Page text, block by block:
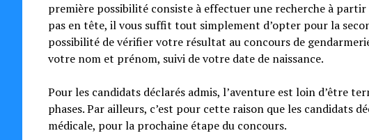
première possibilité consiste à effectuer une recherche à
pas en tête, il vous suffit tout simplement d’opter pour la
possibilité de vérifier votre résultat au concours de
votre nom et prénom, suivi de votre date de naissance.
Pour les candidats déclarés admis, l’aventure est loin d’être
phases. Par ailleurs, c’est pour cette raison que les candidats
médicale, pour la prochaine étape du concours.